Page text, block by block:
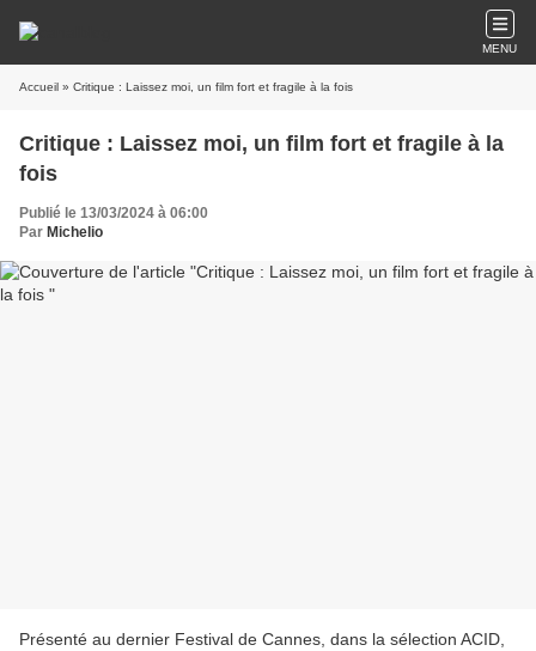
MENU
Accueil » Critique : Laissez moi, un film fort et fragile à la fois
Critique : Laissez moi, un film fort et fragile à la
fois
Publié le 13/03/2024 à 06:00
Par Michelio
​Présenté au dernier Festival de Cannes, dans la sélection ACID,